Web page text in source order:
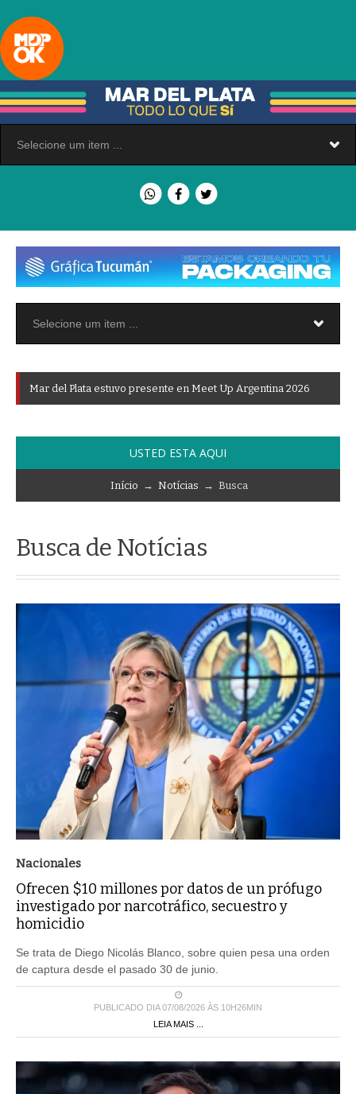
Mar d el Pl ata estuvo presente en Meet Up Argentina 2026
USTED ESTA AQUI
Início → Notícias → Busca
Busca de Notícias
Nacionales
Ofrecen $10 millones por datos de un prófugo
investigado por narcotráfico, secuestro y
homicidio
Se trata de Diego Nicolás Blanco, sobre quien pesa una orden
de captura desde el pasado 30 de junio.
PUBLICADO DIA 07/08/2026 ÀS 10H26MIN
LEIA MAIS ...